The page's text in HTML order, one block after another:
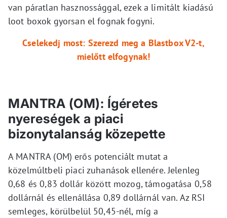
van páratlan hasznossággal, ezek a limitált kiadású
loot boxok gyorsan el fognak fogyni.
Cselekedj most: Szerezd meg a Blastbox V2-t,
mielőtt elfogynak!
MANTRA (OM): Ígéretes
nyereségek a piaci
bizonytalanság közepette
A MANTRA (OM) erős potenciált mutat a
közelmúltbeli piaci zuhanások ellenére. Jelenleg
0,68 és 0,83 dollár között mozog, támogatása 0,58
dollárnál és ellenállása 0,89 dollárnál van. Az RSI
semleges, körülbelül 50,45-nél, míg a